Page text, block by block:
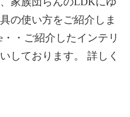
の使い方をご紹介しま
・ご紹介したインテリ
しております。 詳しく